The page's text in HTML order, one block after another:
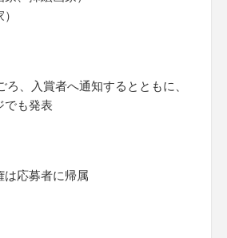
ろ、入賞者へ通知するとともに、
でも発表
は応募者に帰属